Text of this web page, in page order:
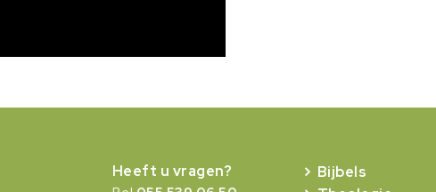
Heeft u vragen?
Bijbels